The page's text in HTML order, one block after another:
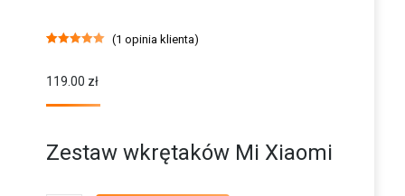
119.00 zł
podstawie
oceny klienta
(1 opinia klienta)
Zestaw wkrętaków Mi Xiaomi